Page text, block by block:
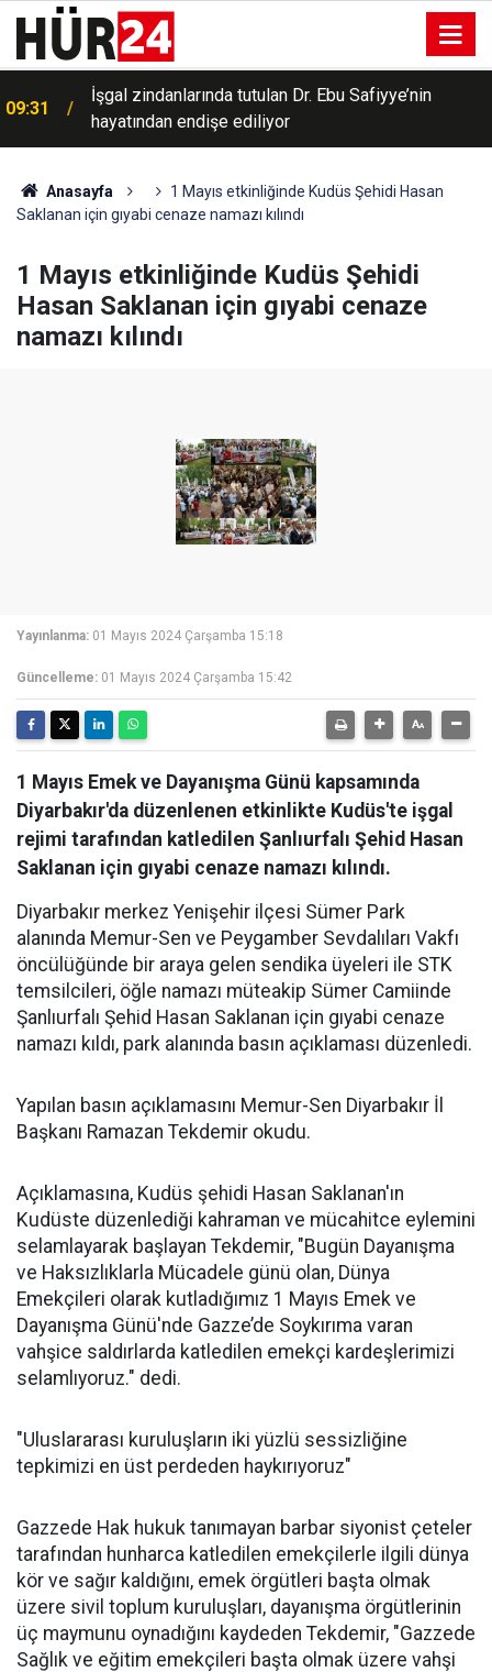
09:20
Yükseköğretimde öğrenci affı ve yeni haklar
yürürlüğe girdi
Anasayfa
1 Mayıs etkinliğinde Kudüs Şehidi Hasan
Saklanan için gıyabi cenaze namazı kılındı
1 Mayıs etkinliğinde Kudüs Şehidi
Hasan Saklanan için gıyabi cenaze
namazı kılındı
Yayınlanma: 01 Mayıs 2024 Çarşamba 15:18
Güncelleme: 01 Mayıs 2024 Çarşamba 15:42
​​​​​​​1 Mayıs Emek ve Dayanışma Günü kapsamında
Diyarbakır'da düzenlenen etkinlikte Kudüs'te işgal
rejimi tarafından katledilen Şanlıurfalı Şehid Hasan
Saklanan için gıyabi cenaze namazı kılındı.
Diyarbakır merkez Yenişehir ilçesi Sümer Park
alanında Memur-Sen ve Peygamber Sevdalıları Vakfı
öncülüğünde bir araya gelen sendika üyeleri ile STK
temsilcileri, öğle namazı müteakip Sümer Camiinde
Şanlıurfalı Şehid Hasan Saklanan için gıyabi cenaze
namazı kıldı, park alanında basın açıklaması düzenledi.
Yapılan basın açıklamasını Memur-Sen Diyarbakır İl
Başkanı Ramazan Tekdemir okudu.
Açıklamasına, Kudüs şehidi Hasan Saklanan'ın
Kudüste düzenlediği kahraman ve mücahitce eylemini
selamlayarak başlayan Tekdemir, "Bugün Dayanışma
ve Haksızlıklarla Mücadele günü olan, Dünya
Emekçileri olarak kutladığımız 1 Mayıs Emek ve
Dayanışma Günü'nde Gazze’de Soykırıma varan
vahşice saldırlarda katledilen emekçi kardeşlerimizi
selamlıyoruz." dedi.
"Uluslararası kuruluşların iki yüzlü sessizliğine
tepkimizi en üst perdeden haykırıyoruz"
Gazzede Hak hukuk tanımayan barbar siyonist çeteler
tarafından hunharca katledilen emekçilerle ilgili dünya
kör ve sağır kaldığını, emek örgütleri başta olmak
üzere sivil toplum kuruluşları, dayanışma örgütlerinin
üç maymunu oynadığını kaydeden Tekdemir, "Gazzede
Sağlık ve eğitim emekçileri başta olmak üzere vahşi